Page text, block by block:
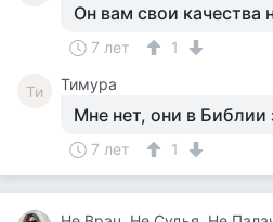
Он вам свои качества
7 лет 1
Ти Тимура
Мне нет, они в Библии
7 лет 1